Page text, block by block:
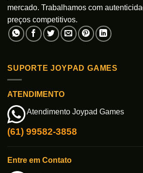
mercado. Trabalhamos com
preços competitivos.
SUPORTE JOYPAD GAMES
ATENDIMENTO
Atendimento Joypad Games
(61) 99582-3858
Entre em Contato